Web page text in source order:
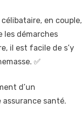
en couple,
les démarches
il est facile de s’y
✅
d’un
assurance santé.